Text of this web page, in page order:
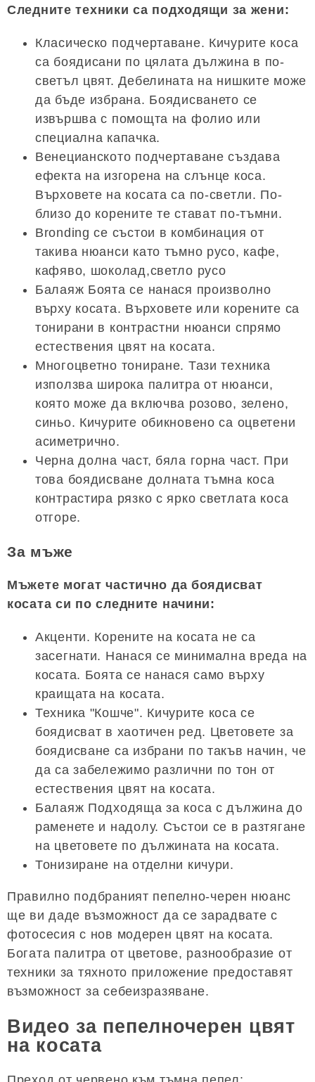
Следните техники са подходящи за жени:
Класическо подчертаване. Кичурите коса
са боядисани по цялата дължина в по-
светъл цвят. Дебелината на нишките може
да бъде избрана. Боядисването се
извършва с помощта на фолио или
специална капачка.
Венецианското подчертаване създава
ефекта на изгорена на слънце коса.
Върховете на косата са по-светли. По-
близо до корените те стават по-тъмни.
Bronding се състои в комбинация от
такива нюанси като тъмно русо, кафе,
кафяво, шоколад,светло русо
Балаяж Боята се нанася произволно
върху косата. Върховете или корените са
тонирани в контрастни нюанси спрямо
естествения цвят на косата.
Многоцветно тониране. Тази техника
използва широка палитра от нюанси,
която може да включва розово, зелено,
синьо. Кичурите обикновено са оцветени
асиметрично.
Черна долна част, бяла горна част. При
това боядисване долната тъмна коса
контрастира рязко с ярко светлата коса
отгоре.
За мъже
Мъжете могат частично да боядисват
косата си по следните начини:
Акценти. Корените на косата не са
засегнати. Нанася се минимална вреда на
косата. Боята се нанася само върху
краищата на косата.
Техника "Кошче". Кичурите коса се
боядисват в хаотичен ред. Цветовете за
боядисване са избрани по такъв начин, че
да са забележимо различни по тон от
естествения цвят на косата.
Балаяж Подходяща за коса с дължина до
раменете и надолу. Състои се в разтягане
на цветовете по дължината на косата.
Тонизиране на отделни кичури.
Правилно подбраният пепелно-черен нюанс
ще ви даде възможност да се зарадвате с
фотосесия с нов модерен цвят на косата.
Богата палитра от цветове, разнообразие от
техники за тяхното приложение предоставят
възможност за себеизразяване.
Видео за пепелночерен цвят
на косата